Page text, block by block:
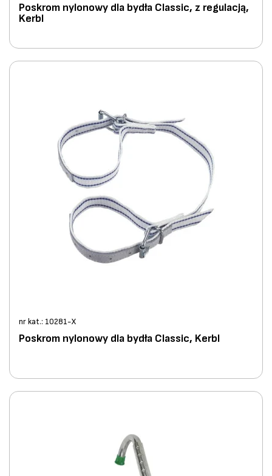
Poskrom nylonowy dla bydła Classic, z regulacją,
Kerbl
nr kat.: 10281-X
Poskrom nylonowy dla bydła Classic, Kerbl